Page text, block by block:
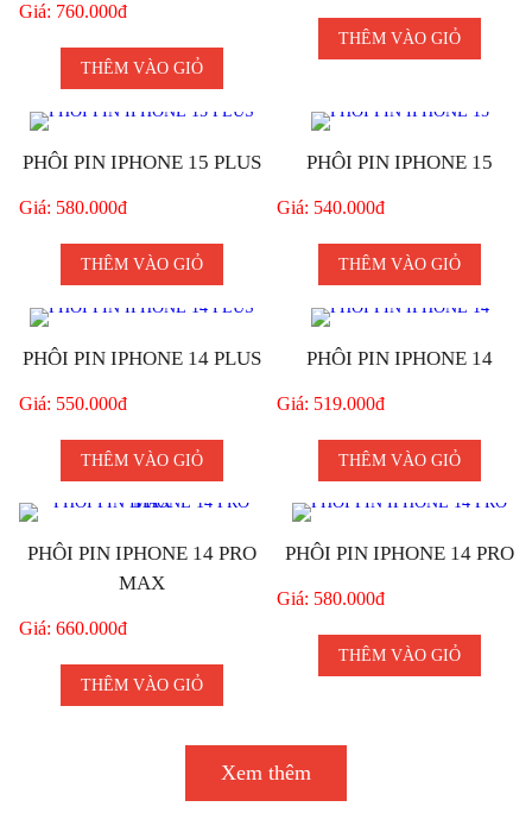
Giá: 760.000đ
THÊM VÀO GIỎ
THÊM VÀO GIỎ
PHÔI PIN IPHONE 15 PLUS
Giá: 580.000đ
THÊM VÀO GIỎ
PHÔI PIN IPHONE 15
Giá: 540.000đ
THÊM VÀO GIỎ
PHÔI PIN IPHONE 14 PLUS
Giá: 550.000đ
THÊM VÀO GIỎ
PHÔI PIN IPHONE 14
Giá: 519.000đ
THÊM VÀO GIỎ
PHÔI PIN IPHONE 14 PRO
MAX
Giá: 660.000đ
THÊM VÀO GIỎ
PHÔI PIN IPHONE 14 PRO
Giá: 580.000đ
THÊM VÀO GIỎ
Xem thêm